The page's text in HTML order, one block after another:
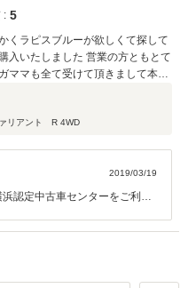
: 5
くラピスブルーが欲しくて探して
た 営業の方ともとて
ママも全て受けて頂きまして本当
車だけの事はあって安心して購入
落ちリアント R 4WD
2019/03/19
認定中古車センターをご利用
と思われますが、何かお困り
になっていただけたら幸いで
くお願いいたします。